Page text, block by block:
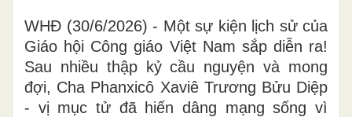
WHĐ (30/6/2026) - Một sự kiện lịch sử của
Giáo hội Công giáo Việt Nam sắp diễn ra!
Sau nhiều thập kỷ cầu nguyện và mong
đợi, Cha Phanxicô Xaviê Trương Bửu Diệp
- vị mục tử đã hiến dâng mạng sống vì